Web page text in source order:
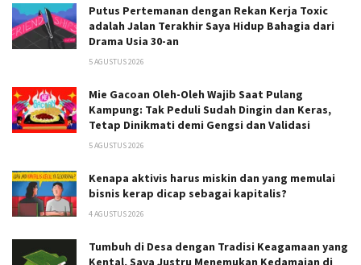
Putus Pertemanan dengan Rekan Kerja Toxic
adalah Jalan Terakhir Saya Hidup Bahagia dari
Drama Usia 30-an
5 AGUSTUS 2026
Mie Gacoan Oleh-Oleh Wajib Saat Pulang
Kampung: Tak Peduli Sudah Dingin dan Keras,
Tetap Dinikmati demi Gengsi dan Validasi
5 AGUSTUS 2026
Kenapa aktivis harus miskin dan yang memulai
bisnis kerap dicap sebagai kapitalis?
4 AGUSTUS 2026
Tumbuh di Desa dengan Tradisi Keagamaan yang
Kental, Saya Justru Menemukan Kedamaian di